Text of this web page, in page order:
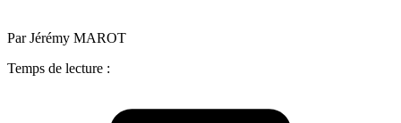
Par Jérémy MAROT
Temps de lecture :